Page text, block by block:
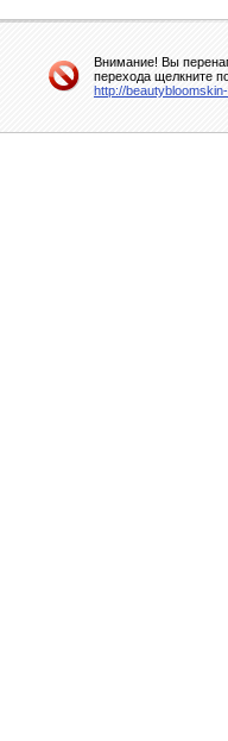
Внимание! Вы
перехода щелкните
http://